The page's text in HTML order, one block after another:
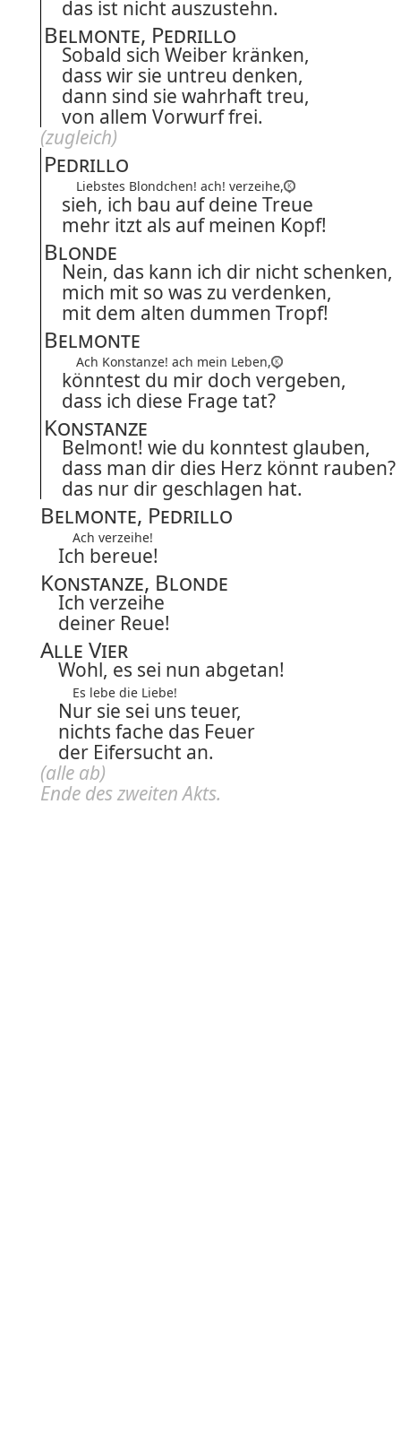
das ist nicht auszustehn.
Belmonte, Pedrillo
Sobald sich Weiber kränken,
dass wir sie untreu denken,
dann sind sie wahrhaft treu,
von allem Vorwurf frei.
(zugleich)
Pedrillo
Liebstes Blondchen! ach! verzeihe,
sieh, ich bau auf deine Treue
mehr itzt als auf meinen Kopf!
Blonde
Nein, das kann ich dir nicht schenken,
mich mit so was zu verdenken,
mit dem alten dummen Tropf!
Belmonte
Ach Konstanze! ach mein Leben,
könntest du mir doch vergeben,
dass ich diese Frage tat?
Konstanze
Belmont! wie du konntest glauben,
dass man dir dies Herz könnt rauben?
das nur dir geschlagen hat.
Belmonte, Pedrillo
Ach verzeihe!
Ich bereue!
Konstanze, Blonde
Ich verzeihe
deiner Reue!
Alle Vier
Wohl, es sei nun abgetan!
Es lebe die Liebe!
Nur sie sei uns teuer,
nichts fache das Feuer
der Eifersucht an.
(alle ab)
Ende des zweitenAkts.